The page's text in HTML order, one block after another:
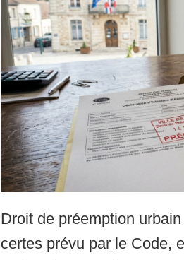
Droit de préemption
certes prévu par le Code,